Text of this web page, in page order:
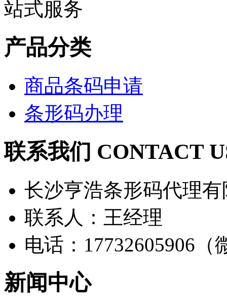
产品分类
商品条码申请
条形码办理
联系我们 CONTACT
长沙亨浩条形码代理
联系人：王经理
电话：17732605906（
新闻中心